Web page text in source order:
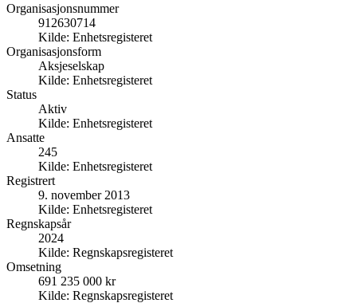
Organisasjonsnummer
912630714
Kilde: Enhetsregisteret
Organisasjonsform
Aksjeselskap
Kilde: Enhetsregisteret
Status
Aktiv
Kilde: Enhetsregisteret
Ansatte
245
Kilde: Enhetsregisteret
Registrert
9. november 2013
Kilde: Enhetsregisteret
Regnskapsår
2024
Kilde: Regnskapsregisteret
Omsetning
691 235 000 kr
Kilde: Regnskapsregisteret